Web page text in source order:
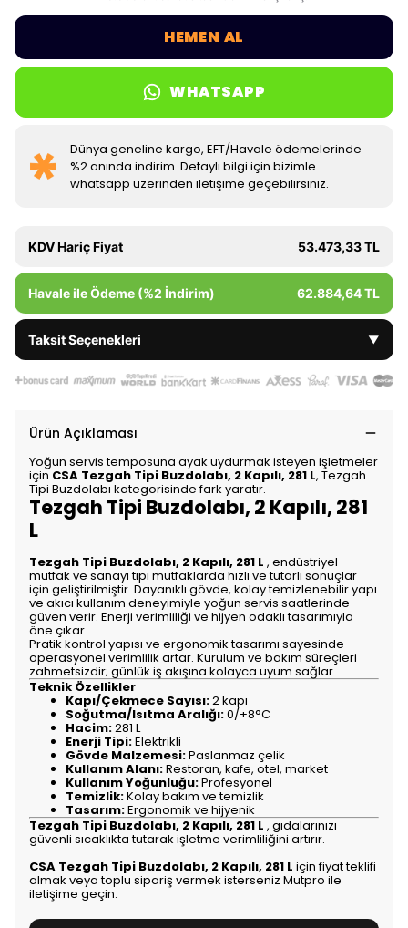
HEMEN AL
WHATSAPP
Dünya geneline kargo, EFT/Havale ödemelerinde
%2 anında indirim. Detaylı bilgi için bizimle
whatsapp üzerinden iletişime geçebilirsiniz.
KDV Hariç Fiyat 53.473,33 TL
Havale ile Ödeme (%2 İndirim) 62.884,64 TL
Taksit Seçenekleri ▼
Ürün Açıklaması
Yoğun servis temposuna ayak uydurmak isteyen işletmeler
için CSA Tezgah Tipi Buzdolabı, 2 Kapılı, 281 L, Tezgah
Tipi Buzdolabı kategorisinde fark yaratır.
Tezgah Tipi Buzdolabı, 2 Kapılı, 281
L
Tezgah Tipi Buzdolabı, 2 Kapılı, 281 L , endüstriyel
mutfak ve sanayi tipi mutfaklarda hızlı ve tutarlı sonuçlar
için geliştirilmiştir. Dayanıklı gövde, kolay temizlenebilir yapı
ve akıcı kullanım deneyimiyle yoğun servis saatlerinde
güven verir. Enerji verimliliği ve hijyen odaklı tasarımıyla
öne çıkar.
Pratik kontrol yapısı ve ergonomik tasarımı sayesinde
operasyonel verimlilik artar. Kurulum ve bakım süreçleri
zahmetsizdir; günlük iş akışına kolayca uyum sağlar.
Teknik Özellikler
Kapı/Çekmece Sayısı:2 kapı
Soğutma/Isıtma Aralığı:0/+8°C
Hacim:281 L
Enerji Tipi:Elektrikli
Gövde Malzemesi:Paslanmaz çelik
Kullanım Alanı:Restoran, kafe, otel, market
Kullanım Yoğunluğu:Profesyonel
Temizlik:Kolay bakım ve temizlik
Tasarım:Ergonomik ve hijyenik
Tezgah Tipi Buzdolabı, 2 Kapılı, 281 L , gıdalarınızı
güvenli sıcaklıkta tutarak işletme verimliliğini artırır.
CSA Tezgah Tipi Buzdolabı, 2 Kapılı, 281 L için fiyat teklifi
almak veya toplu sipariş vermek isterseniz Mutpro ile
iletişime geçin.